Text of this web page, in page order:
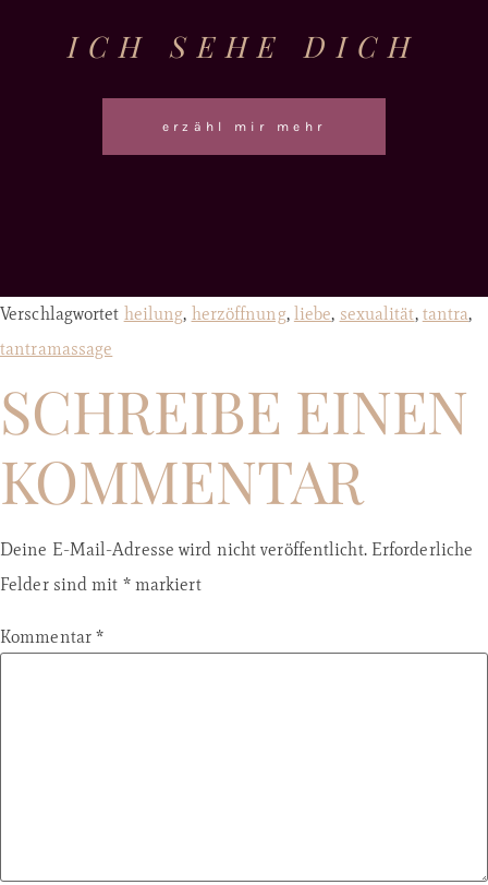
ICH SEHE DICH
erzähl mir mehr
Verschlagwortet heilung, herzöffnung, liebe, sexualität, tantra,
tantramassage
SCHREIBE EINEN
KOMMENTAR
Deine E-Mail-Adresse wird nicht veröffentlicht. Erforderliche
Felder sind mit *markiert
Kommentar *